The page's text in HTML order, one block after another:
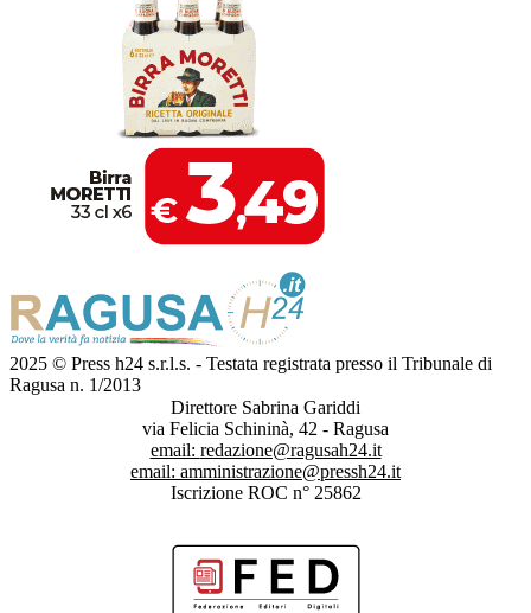
2025 © Press h24 s.r.l.s. - Testata registrata presso il Tribunale di
Ragusa n. 1/2013
Direttore Sabrina Gariddi
via Felicia Schininà, 42 - Ragusa
email: redazione@ragusah24.it
email: amministrazione@pressh24.it
Iscrizione ROC n° 25862